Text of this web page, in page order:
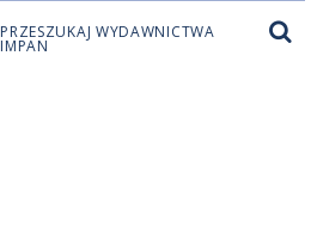
PRZESZUKAJ WYDAWNICTWA
IMPAN